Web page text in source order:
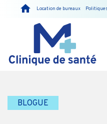
Location de bureaux
BLOGUE